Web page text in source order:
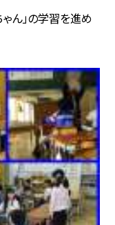
ゃん」の学習を進め